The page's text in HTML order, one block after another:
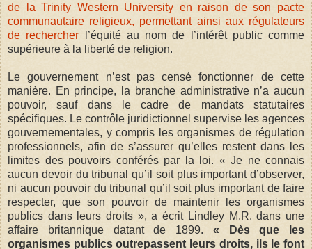
de la Trinity Western University en raison de son pacte
communautaire religieux, permettant ainsi aux régulateurs
de rechercher l’équité au nom de l’intérêt public comme
supérieure à la liberté de religion.
Le gouvernement n’est pas censé fonctionner de cette
manière. En principe, la branche administrative n’a aucun
pouvoir, sauf dans le cadre de mandats statutaires
spécifiques. Le contrôle juridictionnel supervise les agences
gouvernementales, y compris les organismes de régulation
professionnels, afin de s’assurer qu’elles restent dans les
limites des pouvoirs conférés par la loi. « Je ne connais
aucun devoir du tribunal qu’il soit plus important d’observer,
ni aucun pouvoir du tribunal qu’il soit plus important de faire
respecter, que son pouvoir de maintenir les organismes
publics dans leurs droits », a écrit Lindley M.R. dans une
affaire britannique datant de 1899. « Dès que les
organismes publics outrepassent leurs droits, ils le font